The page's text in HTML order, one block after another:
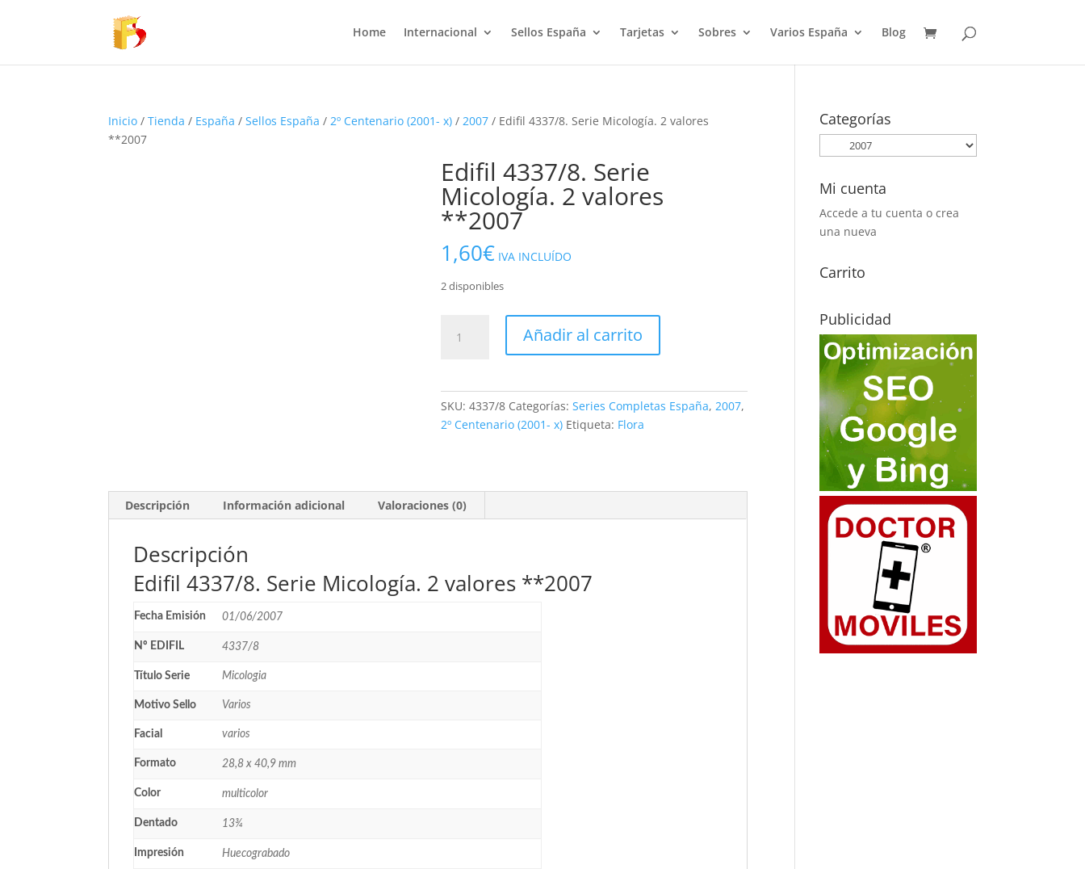
Home Internacional Sellos España Tarjetas Sobres Varios España Blog
Inicio /Tienda / España /Sellos España /2º Centenario (2001- x) /2007 / Edifil 4337/8. Serie Micología. 2 valores
**2007
Edifil 4337/8. Serie
Micología. 2 valores
**2007
1,60€ IVA INCLUÍDO
2 disponibles
4337/8.
Añadir al carrito
SKU:4337/8 Categorías:Series Completas España,2007,
2º Centenario (2001- x) Etiqueta: Flora
Descripción Información adicional Valoraciones (0)
Descripción
Edifil 4337/8. Serie Micología. 2 valores **2007
Fecha Emisión 01/06/2007
Nº EDIFIL 4337/8
Título Serie Micologia
Motivo Sello Varios
Facial varios
Formato 28,8 x 40,9 mm
Color multicolor
Dentado 13¾
Impresión Huecograbado
Categorías
Mi cuenta
Accede a tu cuenta o crea
una nueva
Carrito
Publicidad